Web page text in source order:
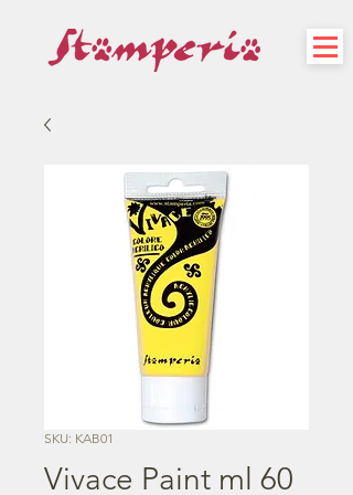
SKU: KAB01
Vivace Paint ml 60